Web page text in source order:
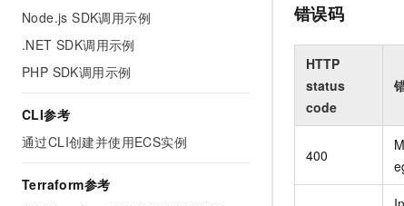
Node.js SDK调用示例
.NET SDK调用示例
PHP SDK调用示例
CLI参考
通过CLI创建并使用ECS实例
Terraform参考
错误码
HTTP
status
code
400